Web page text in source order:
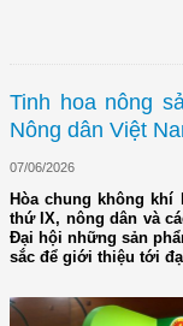
Tinh hoa nông
Nông dân Việt
07/06/2026
Hòa chung không
thứ IX, nông dân và
Đại hội những sản
sắc để giới thiệu tới